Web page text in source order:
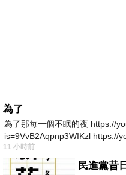
為了
為了那每一個不眠的夜 https://
is=9VvB2Aqpnp3WIKzl https://
11 小時前
民進黨昔